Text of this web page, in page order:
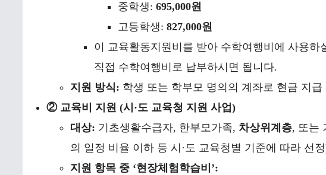
중학생: 695,000원
고등학생: 827,000원
이 교육활동지원비를 받아 수학여행비에 사용
직접 수학여행비로 납부하시면 됩니다.
지원 방식: 학생 또는 학부모 명의의 계좌로 현금 지
② 교육비 지원 (시·도 교육청 지원 사업)
대상: 기초생활수급자, 한부모가족, 차상위계층, 또는
의 일정 비율 이하 등 시·도 교육청별 기준에 따라 선
지원 항목 중 ‘현장체험학습비’: